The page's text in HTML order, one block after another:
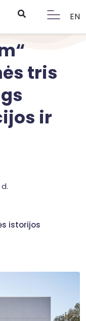
EN
tris
ir
istorijos